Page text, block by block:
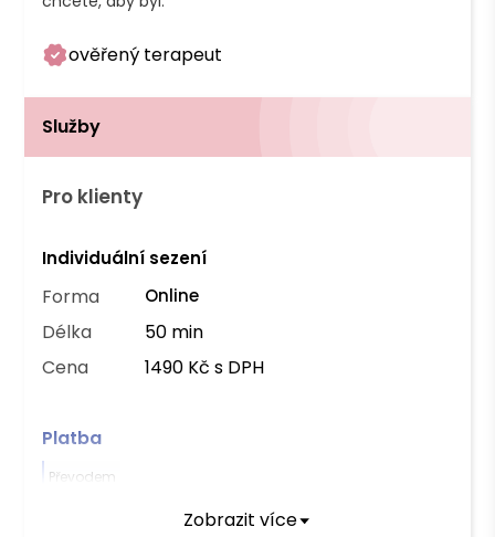
ověřený terapeut
Služby
Pro klienty
Individuální sezení
Forma Online
Délka
50 min
Cena
1490 Kč s DPH
Platba
Převodem
Zobrazit více